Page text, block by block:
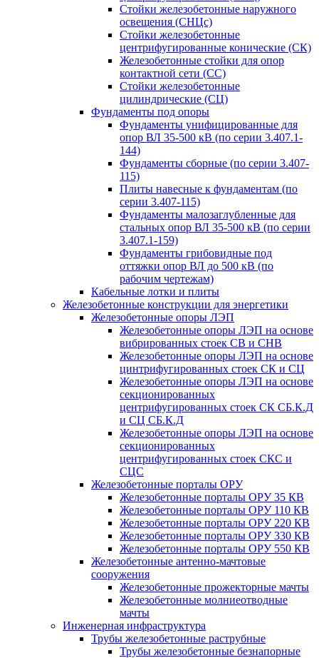
Стойки железобетонные наружного
освещения (СНЦс)
Стойки железобетонные
центрифугированные конические (СК)
Железобетонные стойки для опор
контактной сети (СС)
Стойки железобетонные
цилиндрические (СЦ)
Фундаменты под опоры
Фундаменты унифицированные для
опор ВЛ 35-500 кВ (по серии 3.407.1-
144)
Фундаменты сборные (по серии 3.407-
115)
Плиты навесные к фундаментам (по
серии 3.407-115)
Фундаменты малозаглубленные для
стальных опор ВЛ 35-500 кВ (по серии
3.407.1-159)
Фундаменты грибовидные под
оттяжки опор ВЛ до 500 кВ (по
рабочим чертежам)
Кабельные лотки и плиты
Железобетонные конструкции для энергетики
Железобетонные опоры ЛЭП
Железобетонные опоры ЛЭП на основе
вибрированных стоек СВ и СНВ
Железобетонные опоры ЛЭП на основе
цинтрифугированных стоек СК и СЦ
Железобетонные опоры ЛЭП на основе
секционированных
центрифугированных стоек СК СБ.К.Д
и СЦ СБ.К.Д
Железобетонные опоры ЛЭП на основе
секционированных
центрифугированных стоек СКС и
СЦС
Железобетонные порталы ОРУ
Железобетонные порталы ОРУ 35 КВ
Железобетонные порталы ОРУ 110 КВ
Железобетонные порталы ОРУ 220 КВ
Железобетонные порталы ОРУ 330 КВ
Железобетонные порталы ОРУ 550 КВ
Железобетонные антенно-мачтовые
сооружения
Железобетонные прожекторные мачты
Железобетонные молниеотводные
мачты
Инженерная инфраструктура
Трубы железобетонные раструбные
Трубы железобетонные безнапорные